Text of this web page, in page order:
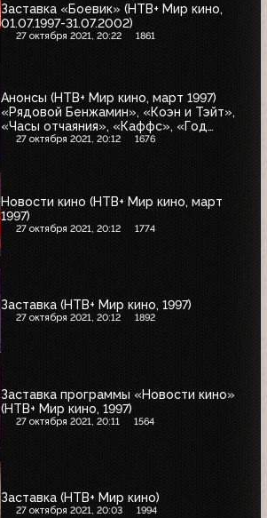
Заставка «Боевик» (НТВ+ Мир кино,
01.07.1997-31.07.2002)
27 октября 2021, 20:22 1861
Анонсы (НТВ+ Мир кино, март 1997)
«Рядовой Бенжамин», «Коэн и Тэйт»,
«Часы отчаяния», «Каффс», «Год
дракона»
27 октября 2021, 20:12 1676
Новости кино (НТВ+ Мир кино, март
1997)
27 октября 2021, 20:12 1774
Заставка (НТВ+ Мир кино, 1997)
27 октября 2021, 20:12 1892
Заставка программы «Новости кино»
(НТВ+ Мир кино, 1997)
27 октября 2021, 20:11 1564
Заставка (НТВ+ Мир кино)
27 октября 2021, 20:03 1994